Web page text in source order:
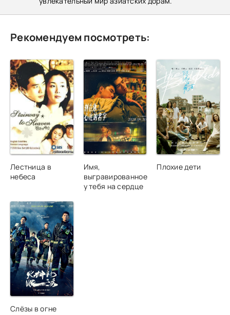
Рекомендуем посмотреть:
Лестница в
небеса
Имя,
выгравированное
у тебя на сердце
Плохие дети
Слёзы в огне